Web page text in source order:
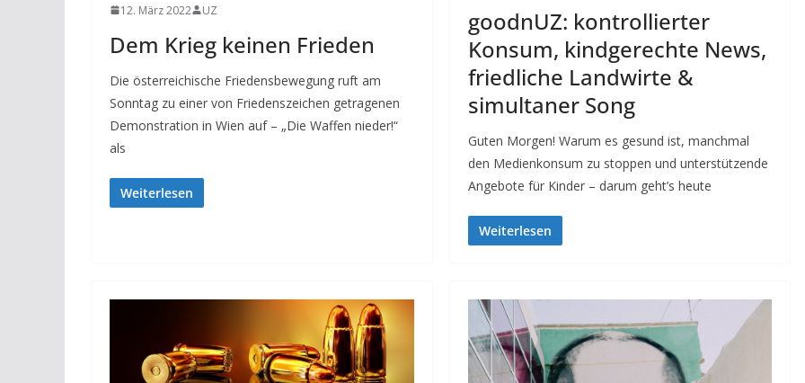
12. März 2022 UZ
Dem Krieg keinen Frieden
Die österreichische Friedensbewegung ruft am
Sonntag zu einer von Friedenszeichen getragenen
Demonstration in Wien auf – „Die Waffen nieder!“
als
Weiterlesen
goodnUZ: kontrollierter
Konsum, kindgerechte News,
friedliche Landwirte &
simultaner Song
Guten Morgen! Warum es gesund ist, manchmal
den Medienkonsum zu stoppen und unterstützende
Angebote für Kinder – darum geht’s heute
Weiterlesen